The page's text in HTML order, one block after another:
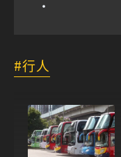
行人